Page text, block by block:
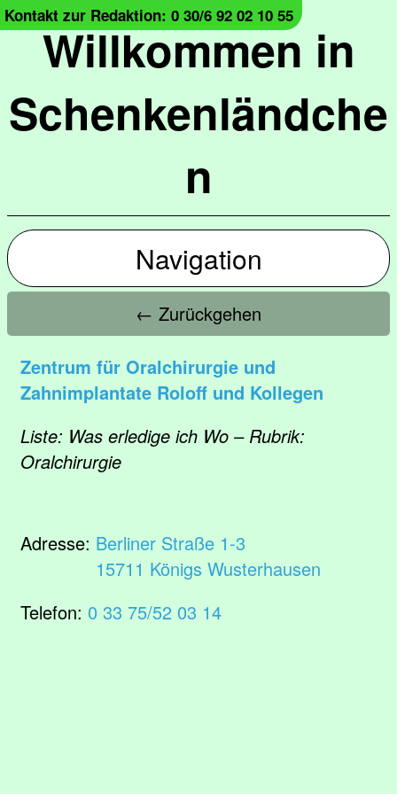
Willkommen in
Schenkenländche
n
Kontakt zur Redaktion: 0 30/6 92 02 10 55
Navigation
← Zurückgehen
Zentrum für Oralchirurgie und
Zahnimplantate Roloff und Kollegen
Liste: Was erledige ich Wo – Rubrik:
Oralchirurgie
Adresse: Berliner Straße 1-3
15711 Königs Wusterhausen
Telefon: 0 33 75/52 03 14